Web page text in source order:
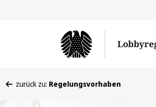
befinden
zurück zu: Regelungsvorhaben